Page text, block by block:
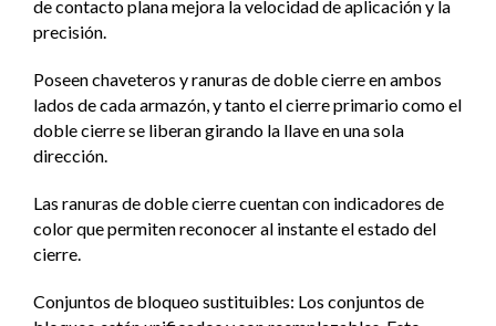
de contacto plana mejora la velocidad de aplicación y la
precisión.
Poseen chaveteros y ranuras de doble cierre en ambos
lados de cada armazón, y tanto el cierre primario como el
doble cierre se liberan girando la llave en una sola
dirección.
Las ranuras de doble cierre cuentan con indicadores de
color que permiten reconocer al instante el estado del
cierre.
Conjuntos de bloqueo sustituibles: Los conjuntos de